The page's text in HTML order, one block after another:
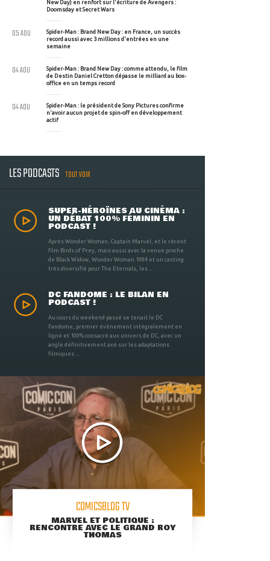
New Day) en renfort sur l'écriture de Avengers :
Doomsday et Secret Wars
Spider-Man : Brand New Day : en France, un succès
record aussi avec 3 millions d'entrées en une
semaine
05 AOU
Spider-Man : Brand New Day : comme attendu, le film
de Destin Daniel Cretton dépasse le milliard au box-
office en un temps record
04 AOU
Spider-Man : le président de Sony Pictures confirme
n'avoir aucun projet de spin-off en développement
actif
04 AOU
LES PODCASTS TOUT VOIR
SUPER-HÉROÏNES AU CINÉMA :
UN DÉBAT 100% FÉMININ EN
PODCAST !
Après Wonder Woman, Captain Marvel, et le récent
film Birds of Prey, mais aussi avec la venue proche
de Black Widow, Wonder Woman 1984 et un casting
très diversifié pour The Eternals, les ...
DC FANDOME : LE BILAN EN
PODCAST !
Au cours du weekend passé se tenait le DC
Fandome, premier évènement intégralement en
ligne et 100% consacré aux univers de DC, avec un
angle définitivement axé sur les adaptations
filmiques ...
COMICSBLOG TV
MARVEL ET POLITIQUE :
RENCONTRE AVEC LE GRAND ROY
THOMAS